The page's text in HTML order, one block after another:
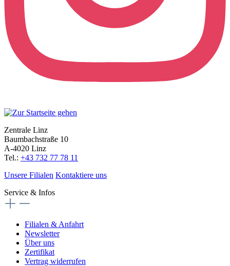
Zentrale Linz
Baumbachstraße 10
A-4020 Linz
Tel.: +43 732 77 78 11
Unsere Filialen Kontaktiere uns
Service & Infos
Filialen & Anfahrt
Newsletter
Über uns
Zertifikat
Vertrag widerrufen